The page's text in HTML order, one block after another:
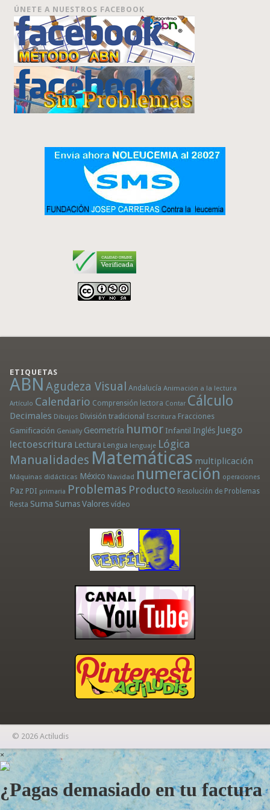
ÚNETE A NUESTROS FACEBOOK
ETIQUETAS
ABN Agudeza Visual Andalucía Animación a la lectura
Artículo Calendario Comprensión lectora Contar Cálculo
Decimales Dibujos División tradicional Escritura Fracciones
Gamificación Genially Geometría humor Infantil Inglés Juego
lectoescritura Lectura Lengua lenguaje Lógica
Manualidades Matemáticas multiplicación
Máquinas didácticas México Navidad numeración operaciones
Paz PDI primaria Problemas Producto Resolución de Problemas
Resta Suma Sumas Valores vídeo
© 2026 Actiludis
×
¿Pagas demasiado en tu factura